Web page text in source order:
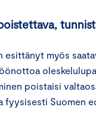
esittänyt myös
poistaisi
fyysisesti Suomen